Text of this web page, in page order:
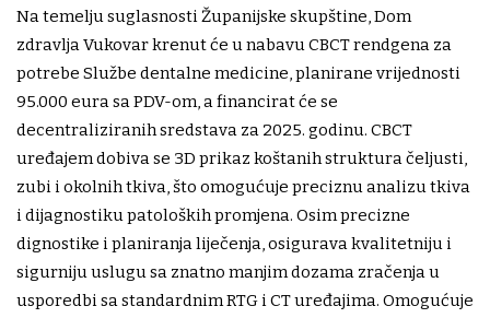
Na temelju suglasnosti Županijske skupštine, Dom
zdravlja Vukovar krenut će u nabavu CBCT rendgena za
potrebe Službe dentalne medicine, planirane vrijednosti
95.000 eura sa PDV-om, a financirat će se
decentraliziranih sredstava za 2025. godinu. CBCT
uređajem dobiva se 3D prikaz koštanih struktura čeljusti,
zubi i okolnih tkiva, što omogućuje preciznu analizu tkiva
i dijagnostiku patoloških promjena. Osim precizne
dignostike i planiranja liječenja, osigurava kvalitetniju i
sigurniju uslugu sa znatno manjim dozama zračenja u
usporedbi sa standardnim RTG i CT uređajima. Omogućuje